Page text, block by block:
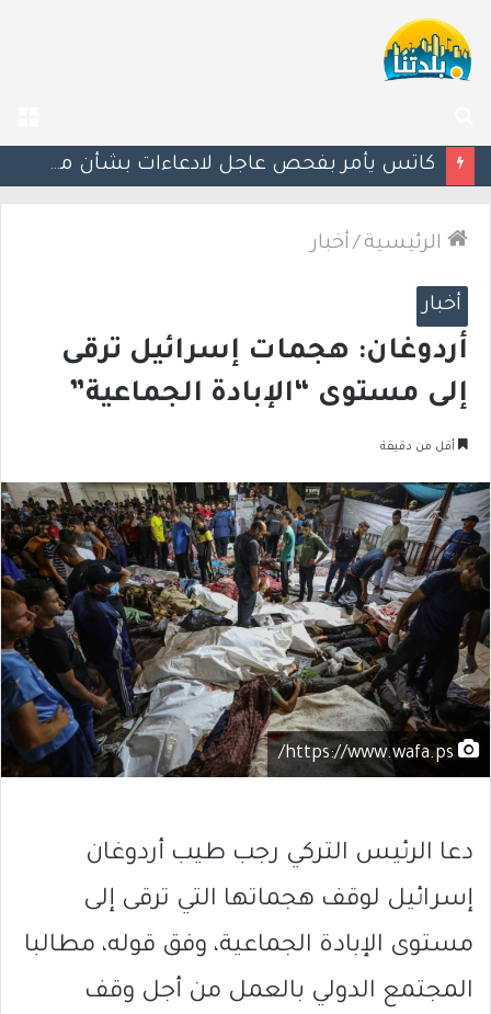
عن
إستعدوا : موجة حر جديدة تضرب البلاد
الرئيسية / أخبار
أخبار
أردوغان: هجمات إسرائيل ترقى
إلى مستوى “الإبادة الجماعية”
أقل من دقيقة
دعا الرئيس التركي رجب طيب أردوغان
إسرائيل لوقف هجماتها التي ترقى إلى
مستوى الإبادة الجماعية، وفق قوله، مطالبا
المجتمع الدولي بالعمل من أجل وقف